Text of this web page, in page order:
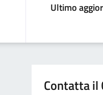
Ultimo
Contatta il